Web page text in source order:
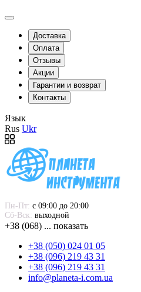
Доставка
Оплата
Отзывы
Акции
Гарантии и возврат
Контакты
Язык
Rus Ukr
Пн-Пт: с 09:00 до 20:00
Сб-Вск: выходной
+38 (068) ... показать
+38 (050) 024 01 05
+38 (096) 219 43 31
+38 (096) 219 43 31
info@planeta-i.com.ua